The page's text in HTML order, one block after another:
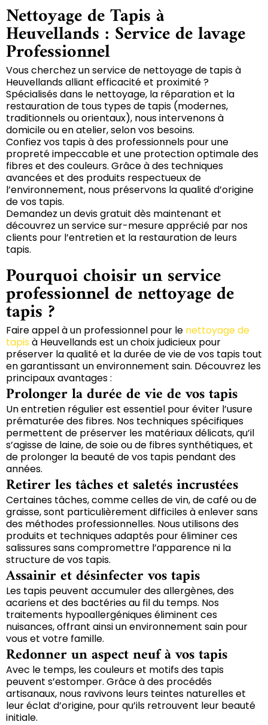
Nettoyage de Tapis à
Heuvellands : Service de lavage
Professionnel
Vous cherchez un service de nettoyage de tapis à
Heuvellands alliant efficacité et proximité ?
Spécialisés dans le nettoyage, la réparation et la
restauration de tous types de tapis (modernes,
traditionnels ou orientaux), nous intervenons à
domicile ou en atelier, selon vos besoins.
Confiez vos tapis à des professionnels pour une
propreté impeccable et une protection optimale des
fibres et des couleurs. Grâce à des techniques
avancées et des produits respectueux de
l’environnement, nous préservons la qualité d’origine
de vos tapis.
Demandez un devis gratuit dès maintenant et
découvrez un service sur-mesure apprécié par nos
clients pour l’entretien et la restauration de leurs
tapis.
Pourquoi choisir un service
professionnel de nettoyage de
tapis ?
Faire appel à un professionnel pour le nettoyage de
tapis à Heuvellands est un choix judicieux pour
préserver la qualité et la durée de vie de vos tapis tout
en garantissant un environnement sain. Découvrez les
principaux avantages :
Prolonger la durée de vie de vos tapis
Un entretien régulier est essentiel pour éviter l’usure
prématurée des fibres. Nos techniques spécifiques
permettent de préserver les matériaux délicats, qu’il
s’agisse de laine, de soie ou de fibres synthétiques, et
de prolonger la beauté de vos tapis pendant des
années.
Retirer les tâches et saletés incrustées
Certaines tâches, comme celles de vin, de café ou de
graisse, sont particulièrement difficiles à enlever sans
des méthodes professionnelles. Nous utilisons des
produits et techniques adaptés pour éliminer ces
salissures sans compromettre l’apparence ni la
structure de vos tapis.
Assainir et désinfecter vos tapis
Les tapis peuvent accumuler des allergènes, des
acariens et des bactéries au fil du temps. Nos
traitements hypoallergéniques éliminent ces
nuisances, offrant ainsi un environnement sain pour
vous et votre famille.
Redonner un aspect neuf à vos tapis
Avec le temps, les couleurs et motifs des tapis
peuvent s’estomper. Grâce à des procédés
artisanaux, nous ravivons leurs teintes naturelles et
leur éclat d’origine, pour qu’ils retrouvent leur beauté
initiale.